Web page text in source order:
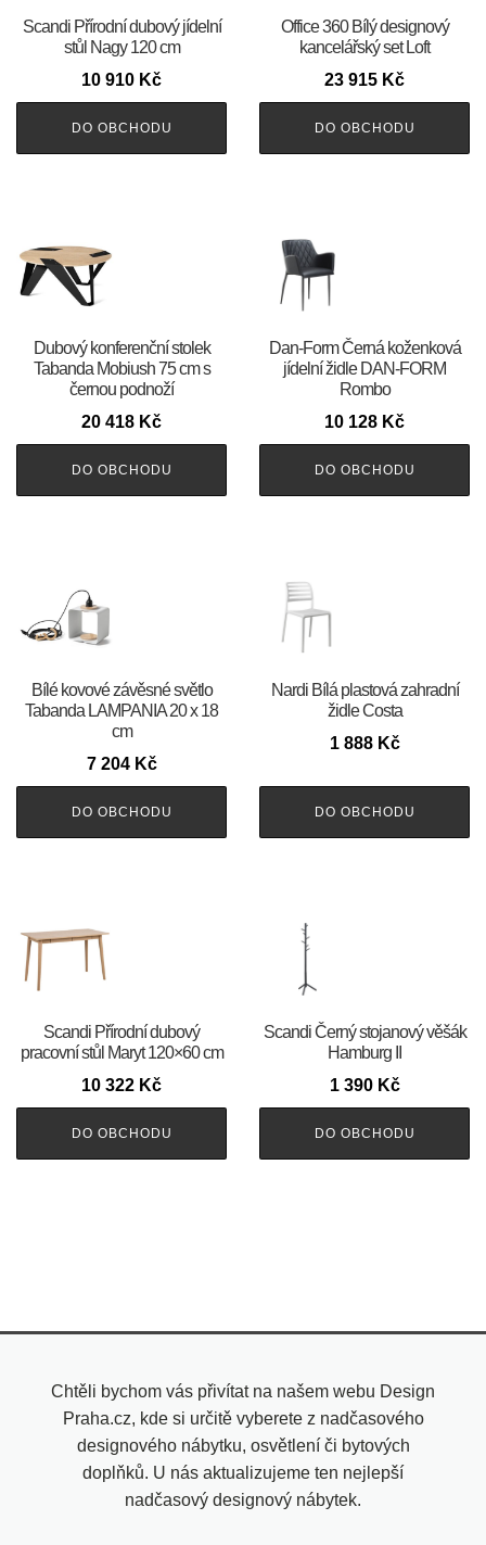
Scandi Přírodní dubový jídelní
stůl Nagy 120 cm
10 910 Kč
DO OBCHODU
Office 360 Bílý designový
kancelářský set Loft
23 915 Kč
DO OBCHODU
Dubový konferenční stolek
Tabanda Mobiush 75 cm s
černou podnoží
20 418 Kč
DO OBCHODU
​​​​​Dan-Form Černá koženková
jídelní židle DAN-FORM
Rombo
10 128 Kč
DO OBCHODU
Bílé kovové závěsné světlo
Tabanda LAMPANIA 20 x 18
cm
7 204 Kč
DO OBCHODU
Nardi Bílá plastová zahradní
židle Costa
1 888 Kč
DO OBCHODU
Scandi Přírodní dubový
pracovní stůl Maryt 120×60 cm
10 322 Kč
DO OBCHODU
Scandi Černý stojanový věšák
Hamburg II
1 390 Kč
DO OBCHODU
Chtěli bychom vás přivítat na našem webu Design
Praha.cz, kde si určitě vyberete z nadčasového
designového nábytku, osvětlení či bytových
doplňků. U nás aktualizujeme ten nejlepší
nadčasový designový nábytek.